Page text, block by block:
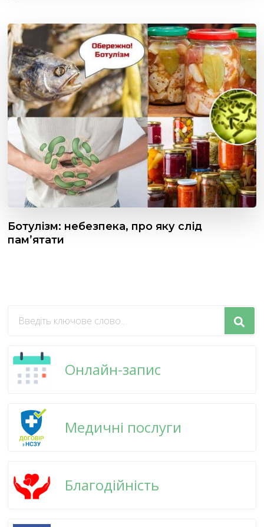
Ботулізм: небезпека, про яку слід
пам’ятати
щось?
Онлайн-запис
Медичні послуги
Благодійність